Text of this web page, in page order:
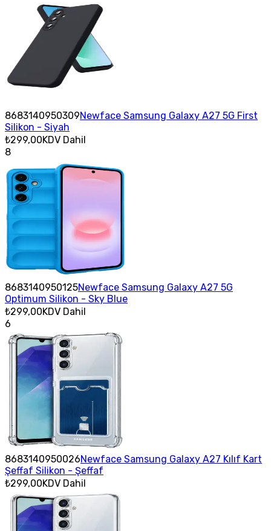
8683140950309Newface Samsung Galaxy A27 5G First
Silikon - Siyah
₺299,00KDV Dahil
8
8683140950125Newface Samsung Galaxy A27 5G
Optimum Silikon - Sky Blue
₺299,00KDV Dahil
6
8683140950026Newface Samsung Galaxy A27 Kılıf Kart
Şeffaf Silikon - Şeffaf
₺299,00KDV Dahil